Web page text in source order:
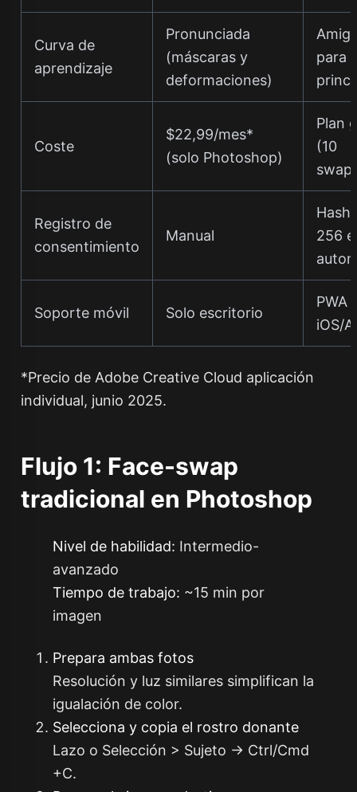
Curva de
aprendizaje
Pronunciada
(máscaras y
deformaciones)
para
Coste
$22,99/mes*
(solo Photoshop)
Plan
(10
Registro de
consentimiento
Manual
Hash
256
Soporte móvil Solo escritorio
PWA
iOS/
*Precio de Adobe Creative Cloud aplicación
individual, junio 2025.
Flujo 1: Face-swap
tradicional en Photoshop
Nivel de habilidad: Intermedio-
avanzado
Tiempo de trabajo: ~15 min por
imagen
Prepara ambas fotos
Resolución y luz similares simplifican la
igualación de color.
Selecciona y copia el rostro donante
Lazo o Selección > Sujeto → Ctrl/Cmd
+C.